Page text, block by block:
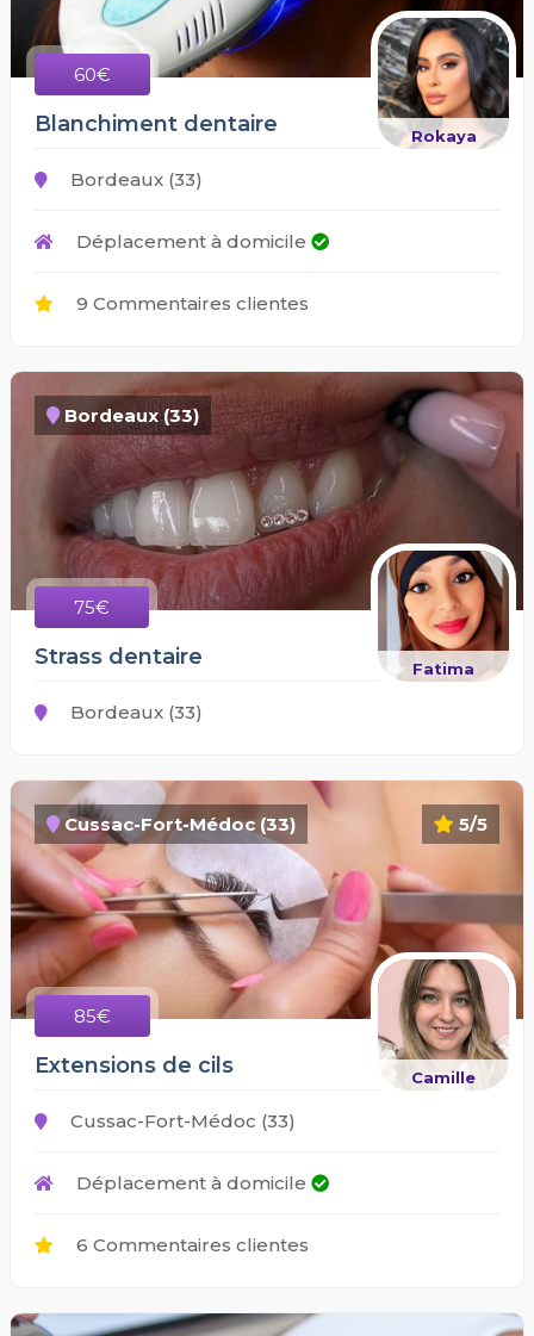
60€
Rokaya
Blanchiment dentaire
Bordeaux (33)
Déplacement à domicile
9 Commentaires clientes
Bordeaux (33)
75€
Fatima
Strass dentaire
Bordeaux (33)
5/5
Cussac-Fort-Médoc (33)
85€
Camille
Extensions de cils
Cussac-Fort-Médoc (33)
Déplacement à domicile
6 Commentaires clientes